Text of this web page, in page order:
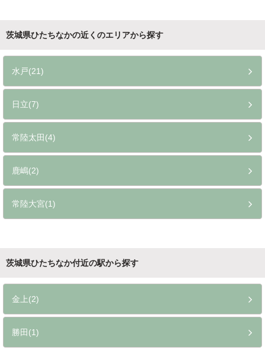
茨城県ひたちなかの近くのエリアから探す
水戸(21)
日立(7)
常陸太田(4)
鹿嶋(2)
常陸大宮(1)
茨城県ひたちなか付近の駅から探す
金上(2)
勝田(1)